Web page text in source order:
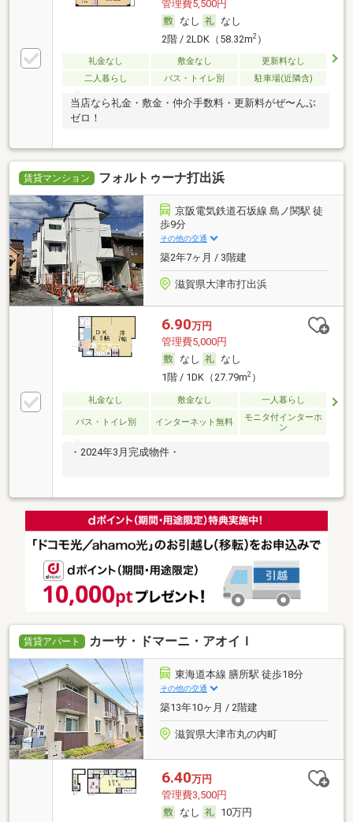
管理費5,500円
なし
なし
2階 / 2LDK（58.32m2）
礼金なし 敷金なし
更新料なし
二人暮らし
バス・トイレ別 駐車場(近隣含)
当店なら礼金・敷金・仲介手数料・更新料がぜ〜んぶ
ゼロ！
賃貸マンション フォルトゥーナ打出浜
京阪電気鉄道石坂線 島ノ関駅 徒
歩9分
その他の交通
築2年7ヶ月 / 3階建
滋賀県大津市打出浜
6.90万円
管理費5,000円
なし
なし
1階 / 1DK（27.79m2）
礼金なし 敷金なし 一人暮らし
バス・トイレ別 インターネット無料
モニタ付インターホ
ン
・2024年3月完成物件・
賃貸アパート カーサ・ドマーニ・アオイＩ
東海道本線 膳所駅 徒歩18分
その他の交通
築13年10ヶ月 / 2階建
滋賀県大津市丸の内町
6.40万円
管理費3,500円
なし
10万円